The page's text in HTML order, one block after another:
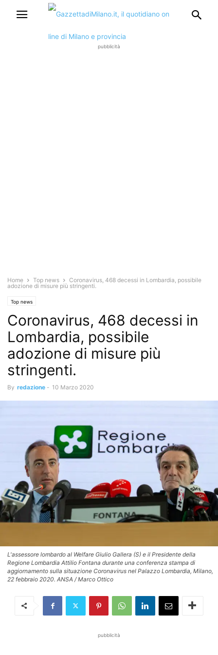
pubblicità
Home Top news
Coronavirus, 468 decessi in Lombardia, possibile
adozione di misure più stringenti.
Top news
Coronavirus, 468 decessi in
Lombardia, possibile
adozione di misure più
stringenti.
By redazione - 10 Marzo 2020
L'assessore lombardo al Welfare Giulio Gallera (S) e il Presidente della
Regione Lombardia Attilio Fontana durante una conferenza stampa di
aggiornamento sulla situazione Coronavirus nel Palazzo Lombardia, Milano,
22 febbraio 2020. ANSA / Marco Ottico
pubblicità